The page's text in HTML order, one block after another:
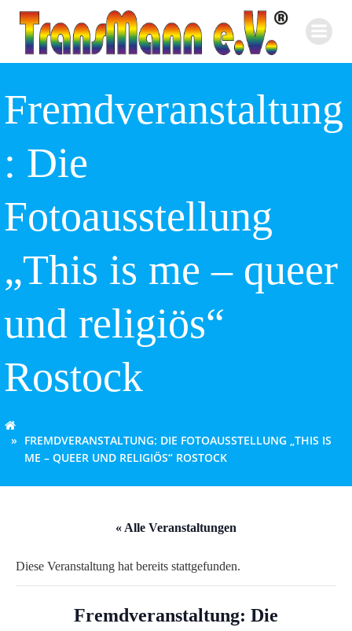
Inhalt
springen
Fremdveranstaltung
: Die
Fotoausstellung
„This is me – queer
und religiös“
Rostock
FREMDVERANSTALTUNG: DIE FOTOAUSSTELLUNG „THIS IS
ME – QUEER UND RELIGIÖS“ ROSTOCK
« Alle Veranstaltungen
Diese Veranstaltung hat bereits stattgefunden.
Fremdveranstaltung: Die